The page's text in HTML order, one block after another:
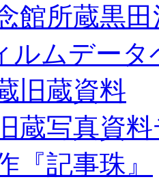
館所蔵黒
ルムデータ
旧蔵資料
蔵写真資
『記事珠』